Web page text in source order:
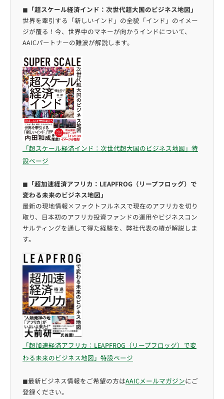
◼︎ 「超スケール経済インド：次世代超大国のビジネス地図」
世界を牽引する「新しいインド」の全貌「インド」のイメー
ジが覆る！今、世界中のマネーが向かうインドについて、
AAICパートナーの難波が解説します。
「超スケール経済インド：次世代超大国のビジネス地図」特
設ページ
◼︎ 「超加速経済アフリカ：LEAPFROG（リープフロッグ）で
変わる未来のビジネス地図」
最新の現地情報×ファクトフルネスで現在のアフリカを切り
取り、日本初のアフリカ投資ファンドの運用やビジネスコン
サルティングを通して得た経験を、弊社代表の椿が解説しま
す。
「超加速経済アフリカ：LEAPFROG（リープフロッグ）で変
わる未来のビジネス地図」特設ページ
◼︎最新ビジネス情報をご希望の方はAAICメールマガジンにご
登録ください。